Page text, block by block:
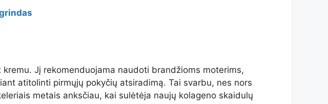
Jį rekomenduojama naudoti brandžioms moterims,
atitolinti pirmųjų pokyčių atsiradimą. Tai svarbu, nes nors
metais anksčiau, kai sulėtėja naujų kolageno skaidulų